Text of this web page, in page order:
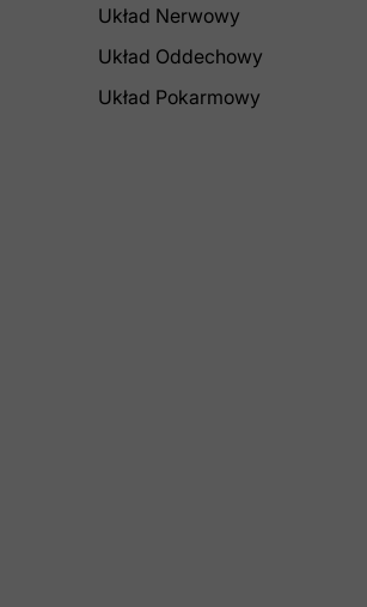
Układ Nerwowy
Układ Oddechowy
Układ Pokarmowy